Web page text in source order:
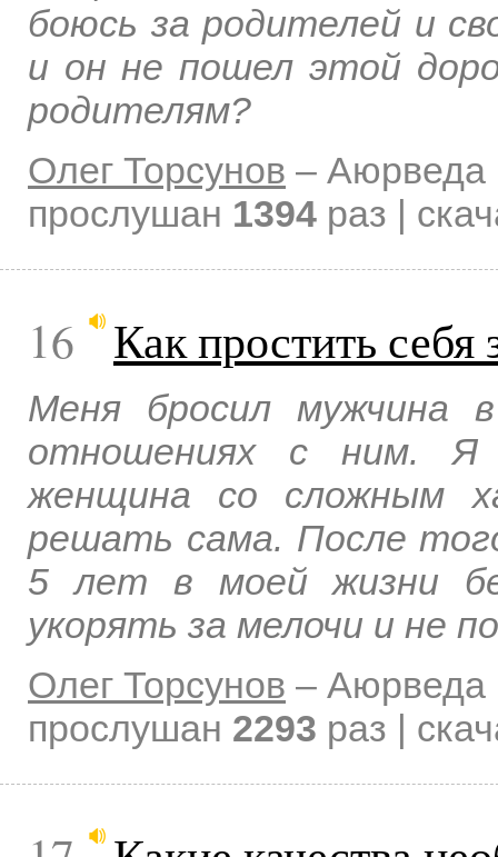
боюсь за родителей и
и он не пошел этой
родителям?
Олег Торсунов – Аюрведа
прослушан 1394 раз |
16 Как простить
Меня бросил мужчина
отношениях с ним. Я
женщина со сложным
решать сама. После
5 лет в моей жизни
укорять за мелочи и не
Олег Торсунов – Аюрведа
прослушан 2293 раз |